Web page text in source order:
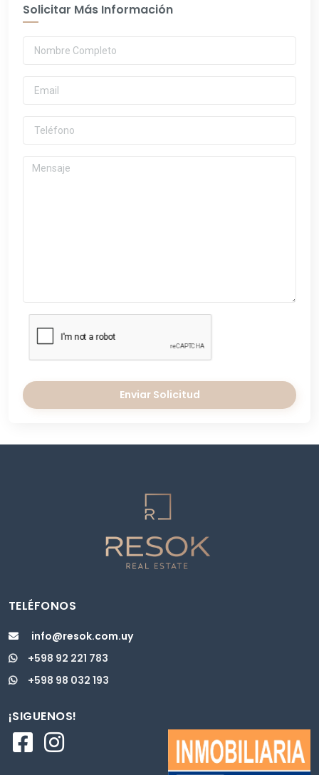
Solicitar Más Información
Enviar Solicitud
TELÉFONOS
info@resok.com.uy
+598 92 221 783
+598 98 032 193
¡SIGUENOS!